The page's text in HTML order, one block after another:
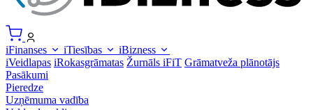
iFinanses iTiesības
iBizness
iVeidlapas iRokasgrāmatas Žurnāls iFiT Grāmatveža plānotājs
Pasākumi
Pieredze
Uzņēmuma vadība